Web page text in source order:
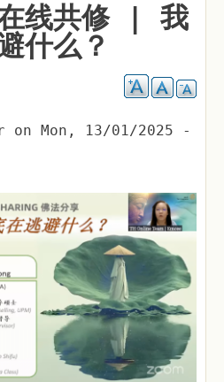
线共修 | 我
什么？
on Mon, 13/01/2025 -